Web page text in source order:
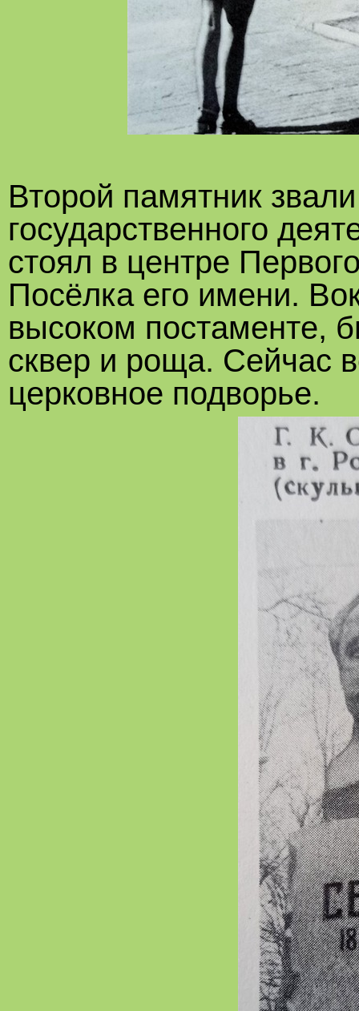
Второй памятник
государственного
стоял в центре
Посёлка его имени.
высоком постаменте,
сквер и роща. Сейчас
церковное подворье.